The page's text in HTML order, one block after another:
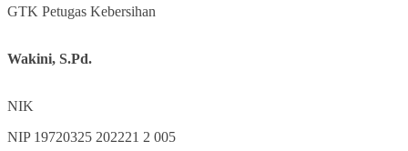
GTK Petugas Kebersihan
Wakini, S.Pd.
NIK
NIP 19720325 202221 2 005